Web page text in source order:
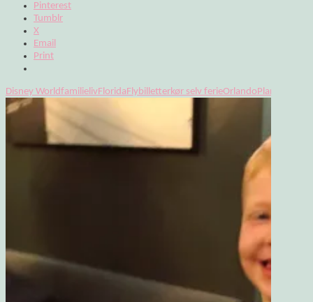
Pinterest
Tumblr
X
Email
Print
Disney WorldfamilielivFloridaFlybilletterkør selv ferieOrlandoPlanlægning